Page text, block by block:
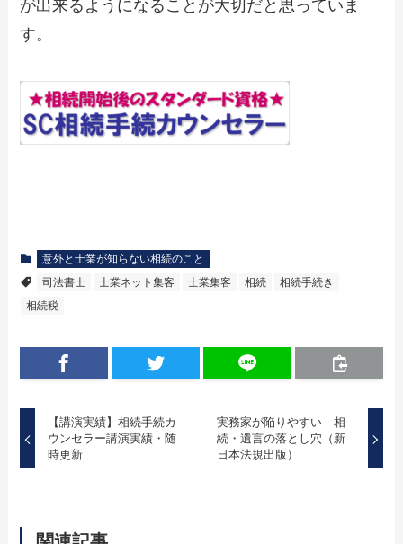
が出来るようになることが大切だと思っていま
す。
意外と士業が知らない相続のこと
司法書士
士業ネット集客 士業集客 相続
相続手続き
相続税
【講演実績】相続手続カ
ウンセラー講演実績・随
時更新
実務家が陥りやすい 相
続・遺言の落とし穴（新
日本法規出版）